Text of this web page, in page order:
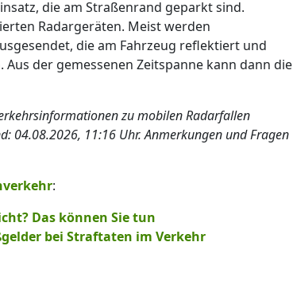
die am Straßenrand geparkt sind.
Radargeräten. Meist werden
die am Fahrzeug reflektiert und
der gemessenen Zeitspanne kann dann die
zu mobilen Radarfallen
04.08.2026, 11:16 Uhr. Anmerkungen und Fragen
:
Das können Sie tun
bei Straftaten im Verkehr